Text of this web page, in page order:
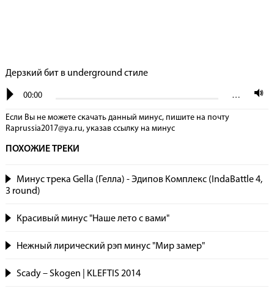
Дерзкий бит в underground стиле
00:00 …
Если Вы не можете скачать данный минус, пишите на почту
Raprussia2017@ya.ru, указав сcылку на минус
ПОХОЖИЕ ТРЕКИ
Минус трека Gella (Гелла) - Эдипов Комплекс (IndaBattle 4,
3 round)
Красивый минус "Наше лето с вами"
Нежный лирический рэп минус "Мир замер"
Scady – Skogen | KLEFTIS 2014